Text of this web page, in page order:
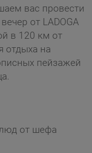
вас провести
от LADOGA
в 120 км от
отдыха на
пейзажей
от шефа